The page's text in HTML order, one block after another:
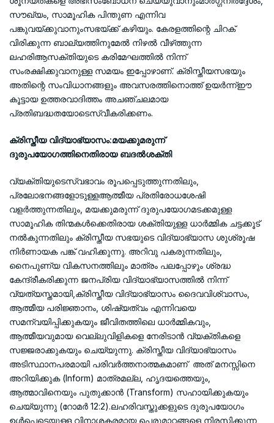
സൗഖ്യം, സാമൂഹിക പിന്തുണ എന്നിവ
പങ്കുവയ്ക്കുവാനുംസഭയ്ക്ക് കഴിയും. കേരളത്തിന്റെ ചിറക്
വിരിക്കുന്ന ബാല്യത്തിനുമേൽ നിഴൽ വീഴ്‌ത്തുന്ന
ലഹരിആസക്തിയുടെ കരിമേഘത്തിൽ നിന്ന്
സംരക്ഷിക്കുവാനുള്ള സമയം ഇപ്പോഴാണ്. ക്രിസ്തീയസഭയും
അതിന്റെ സംവിധാനങ്ങളും അവസരത്തിനൊത്ത് ഉയർന്ന്ഈ
കൂട്ടായ ഉത്തരവാദിത്തം അചഞ്ചലമായ
പ്രതിബദ്ധതയോടെസ്വീകരിക്കണം.
ക്രിസ്തീയ വിദ്യാഭ്യാസം:മയക്കുമരുന്ന്
ദുരുപയോഗത്തിനെതിരായ ബദൽശക്തി
വ്യക്തിയുടെസ്വഭാവം രൂപപ്പെടുത്തുന്നതിലും,
പ്രലോഭനങ്ങളോടുള്ളആത്മീയ പ്രതിരോധശേഷി
വളർത്തുന്നതിലും, മയക്കുമരുന്ന് ദുരുപയോഗമടക്കമുള്ള
സാമൂഹിക തിന്മകൾക്കെതിരായ ശക്തിയുള്ള ധാർമ്മിക ചട്ടക്കൂട്
നൽകുന്നതിലും ക്രിസ്തീയ സഭയുടെ വിദ്യാഭ്യാസ ശുശ്രൂഷ
നിർണായക പങ്ക് വഹിക്കുന്നു. അറിവു പകരുന്നതിലും,
നൈപുണ്യ വികസനത്തിലും മാത്രം പലപ്പോഴും ശ്രദ്ധ
കേന്ദ്രീകരിക്കുന്ന ജനപ്രിയ വിദ്യാഭ്യാസത്തിൽ നിന്ന്
വ്യത്യസ്തമായി,ക്രിസ്തീയ വിദ്യാഭ്യാസം ദൈവവിശ്വാസം,
ആത്മീയ പരിജ്ഞാനം, ശിഷ്യത്വം എന്നിവയെ
സമന്വയിപ്പിക്കുകയും ജീവിതത്തിലെ ധാർമ്മികവും,
ആത്മീയവുമായ വെല്ലുവിളികളെ നേരിടാൻ വ്യക്തികളെ
സജ്ജരാക്കുകയും ചെയ്യുന്നു. ക്രിസ്തീയ വിദ്യാഭ്യാസം
അടിസ്ഥാനപരമായി പരിവർത്തനാത്മകമാണ് അത് മനസ്സിനെ
അറിയിക്കുക (Inform) മാത്രമല്ല, ഹൃദയത്തെയും,
ആത്മാവിനെയും പുതുക്കാൻ (Transform) സഹായിക്കുകയും
ചെയ്യുന്നു (റോമർ 12:2).ലഹരിവസ്തുക്കളുടെ ദുരുപയോഗം
ഉൾപ്പെടെയുള്ള വിനാശകരമായ പെരുമാറ്റങ്ങളെ നിരസിക്കുന്ന